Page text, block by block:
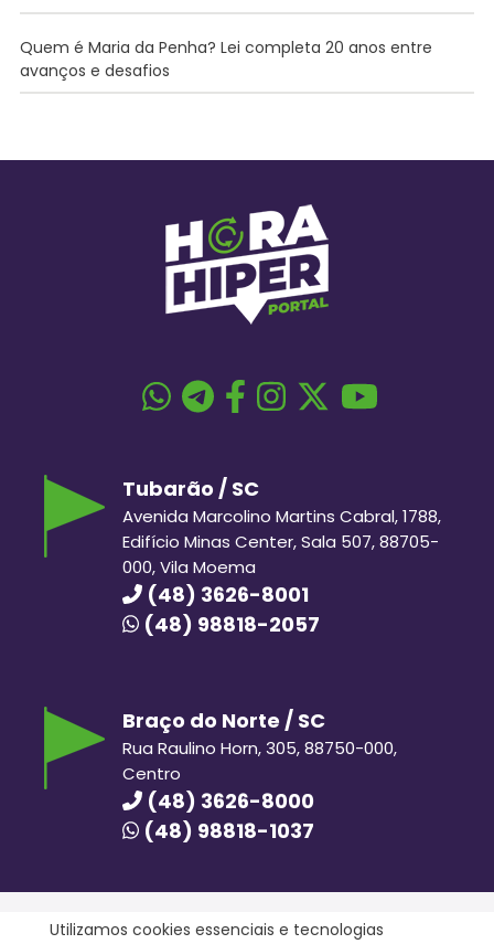
Quem é Maria da Penha? Lei completa 20 anos entre
avanços e desafios
Tubarão / SC
Avenida Marcolino Martins Cabral, 1788,
Edifício Minas Center, Sala 507, 88705-
000, Vila Moema
(48) 3626-8001
(48) 98818-2057
Braço do Norte / SC
Rua Raulino Horn, 305, 88750-000,
Centro
(48) 3626-8000
(48) 98818-1037
Utilizamos cookies essenciais e tecnologias